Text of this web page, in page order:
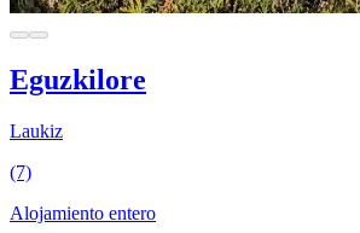
Eguzkilore
Laukiz
(7)
Alojamiento entero